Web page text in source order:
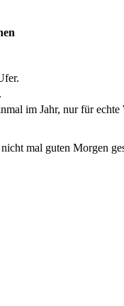
im Jahr, nur für
mal guten Morgen